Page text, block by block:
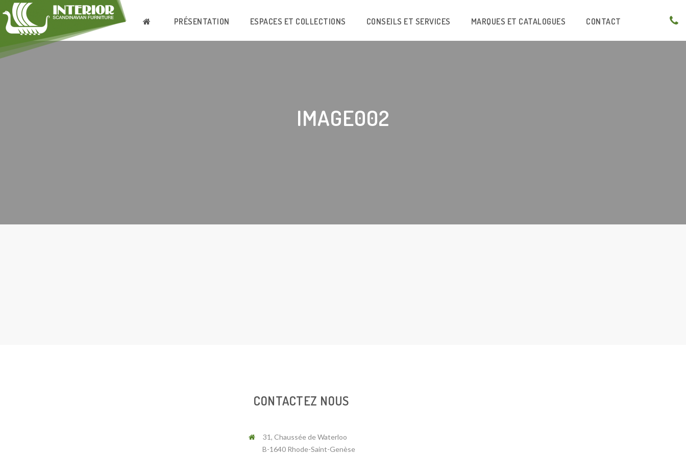
PRÉSENTATION ESPACES ET COLLECTIONS CONSEILS ET SERVICES MARQUES ET CATALOGUES CONTACT
IMAGE002
CONTACTEZ NOUS
31, Chaussée de Waterloo
B-1640 Rhode-Saint-Genèse